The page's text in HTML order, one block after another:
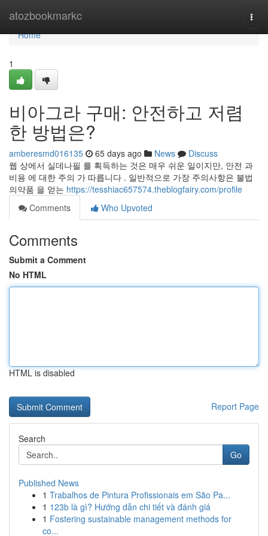
atozbookmarkc
Home
Home
1
비아그라 구매: 안전하고 저렴
한 방법은?
amberesmd016135 65 days ago News
Discuss
웹 상에서 실데나필 를 획득하는 것은 매우 쉬운 일이지만, 안전 과
비용 에 대한 주의 가 따릅니다 . 일반적으로 가장 주의사항은 불법
의약품 을 얻는 https://tesshiac657574.theblogfairy.com/profile
Comments
Who Upvoted
Comments
Submit a Comment
No HTML
HTML is disabled
Report Page
Search
Go
Published News
1 Trabalhos de Pintura Profissionais em São Pa...
1 123b là gì? Hướng dẫn chi tiết và đánh giá
1 Fostering sustainable management methods for
co...